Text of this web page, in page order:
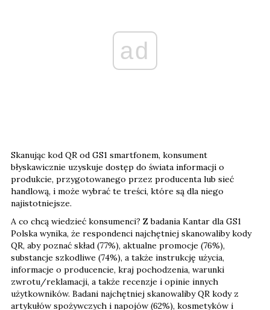
ad
produkcie, przygotowanego przez producenta lub sieć
handlową, i może wybrać te treści, które są dla niego
najistotniejsze.
A co chcą wiedzieć konsumenci? Z badania Kantar dla GS1
Polska wynika, że respondenci najchętniej skanowaliby kody
QR, aby poznać skład (77%), aktualne promocje (76%),
substancje szkodliwe (74%), a także instrukcję użycia,
informacje o producencie, kraj pochodzenia, warunki
zwrotu/reklamacji, a także recenzje i opinie innych
użytkowników. Badani najchętniej skanowaliby QR kody z
artykułów spożywczych i napojów (62%), kosmetyków i
artykułów pielęgnacyjnych (58%), produktów aptecznych
(53%), a także z chemii domowej, AGD/RTV oraz elektroniki.